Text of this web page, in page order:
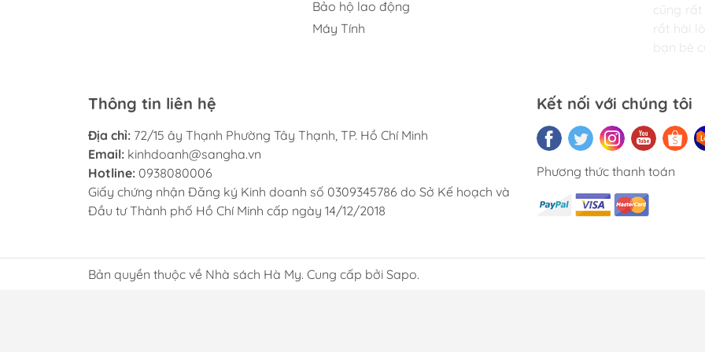
Bảo hộ lao động
Máy Tính
cũng rất
rất hài
bạn bè
lai.
Thông tin liên hệ
Địa chỉ: 72/15 ây Thạnh Phường Tây Thạnh, TP. Hồ Chí Minh
Email: kinhdoanh@sangha.vn
Hotline: 0938080006
Giấy chứng nhận Đăng ký Kinh doanh số 0309345786 do Sở Kế hoạch và
Đầu tư Thành phố Hồ Chí Minh cấp ngày 14/12/2018
Kết nối với chúng tôi
Phương thức thanh toán
Bản quyền thuộc về Nhà sách Hà My. Cung cấp bởi Sapo.